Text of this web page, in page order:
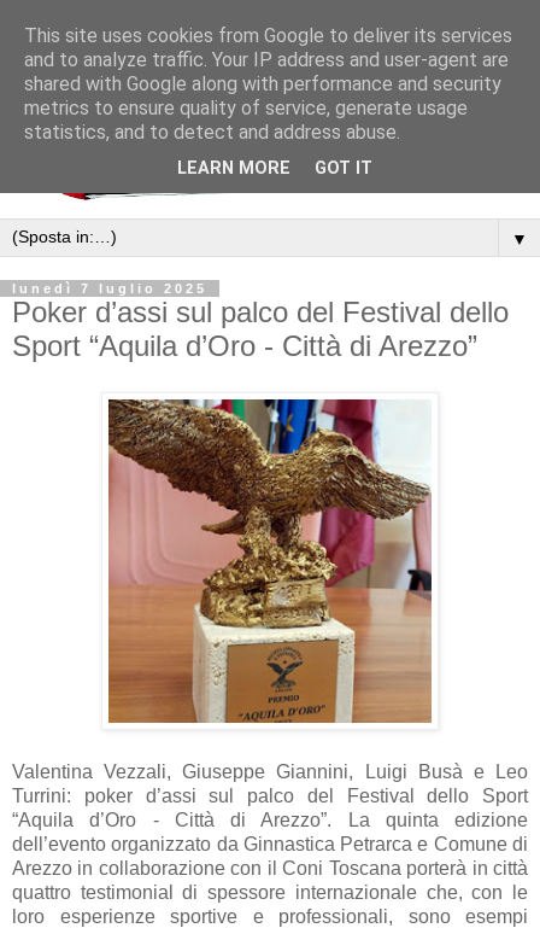
▼
lunedì 7 luglio 2025
Poker d’assi sul palco del Festival dello
Sport “Aquila d’Oro - Città di Arezzo”
Valentina Vezzali, Giuseppe Giannini, Luigi Busà e Leo
Turrini: poker d’assi sul palco del Festival dello Sport
“Aquila d’Oro - Città di Arezzo”. La quinta edizione
dell’evento organizzato da Ginnastica Petrarca e Comune di
Arezzo in collaborazione con il Coni Toscana porterà in città
quattro testimonial di spessore internazionale che, con le
loro esperienze sportive e professionali, sono esempi
This site uses cookies from Google to deliver its services
and to analyze traffic. Your IP address and user-agent are
shared with Google along with performance and security
metrics to ensure quality of service, generate usage
statistics, and to detect and address abuse.
LEARN MORE GOT IT